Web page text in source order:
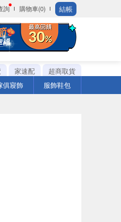
詢 購物車(0) 結帳
家速配
超商取貨
俱寢飾 服飾鞋包